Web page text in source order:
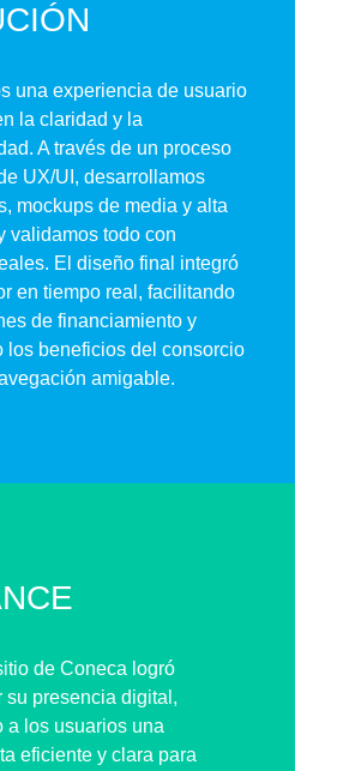
una experiencia de usuario
la claridad y la
A través de un proceso
UX/UI, desarrollamos
mockups de media y alta
validamos todo con
El diseño final integró
en tiempo real, facilitando
de financiamiento y
los beneficios del consorcio
amigable.
de Coneca logró
su presencia digital,
a los usuarios una
eficiente y clara para